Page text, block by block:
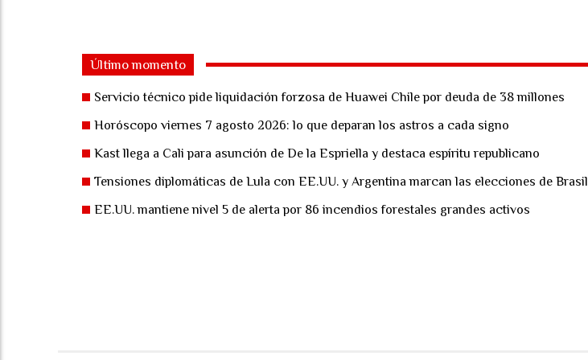
Último momento
Servicio técnico pide liquidación forzosa de Huawei Chile por deuda de 38 millones
Horóscopo viernes 7 agosto 2026: lo que deparan los astros a cada signo
Kast llega a Cali para asunción de De la Espriella y destaca espíritu republicano
Tensiones diplomáticas de Lula con EE.UU. y Argentina marcan las elecciones de Brasil
EE.UU. mantiene nivel 5 de alerta por 86 incendios forestales grandes activos